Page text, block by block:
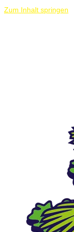
Zum Inhalt springen